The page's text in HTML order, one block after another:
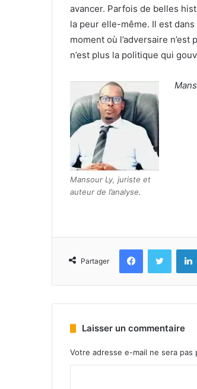
avancer. Parfois de belles
la peur elle-même. Il est
moment où l’adversaire
n’est plus la politique qui
Mansour Ly, juriste et
auteur de l’analyse.
Partager
FacebookTwitter
Laisser un commentaire
Votre adresse e-mail ne sera pas